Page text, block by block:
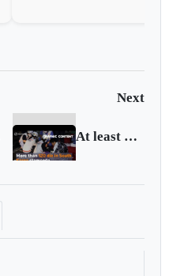
Next
At least 120 killed in stampede in South Korea